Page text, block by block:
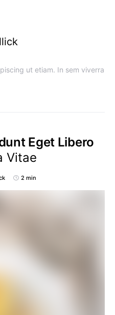
ut etiam. In sem viverra
Eget Libero
Vitae
2 min